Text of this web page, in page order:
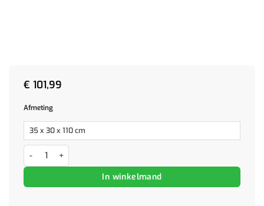
€ 101,99
Afmeting
Ladekast met lade Bruin 35,5 x 30 x 100 cm Massief Teakhout aantal
In winkelmand